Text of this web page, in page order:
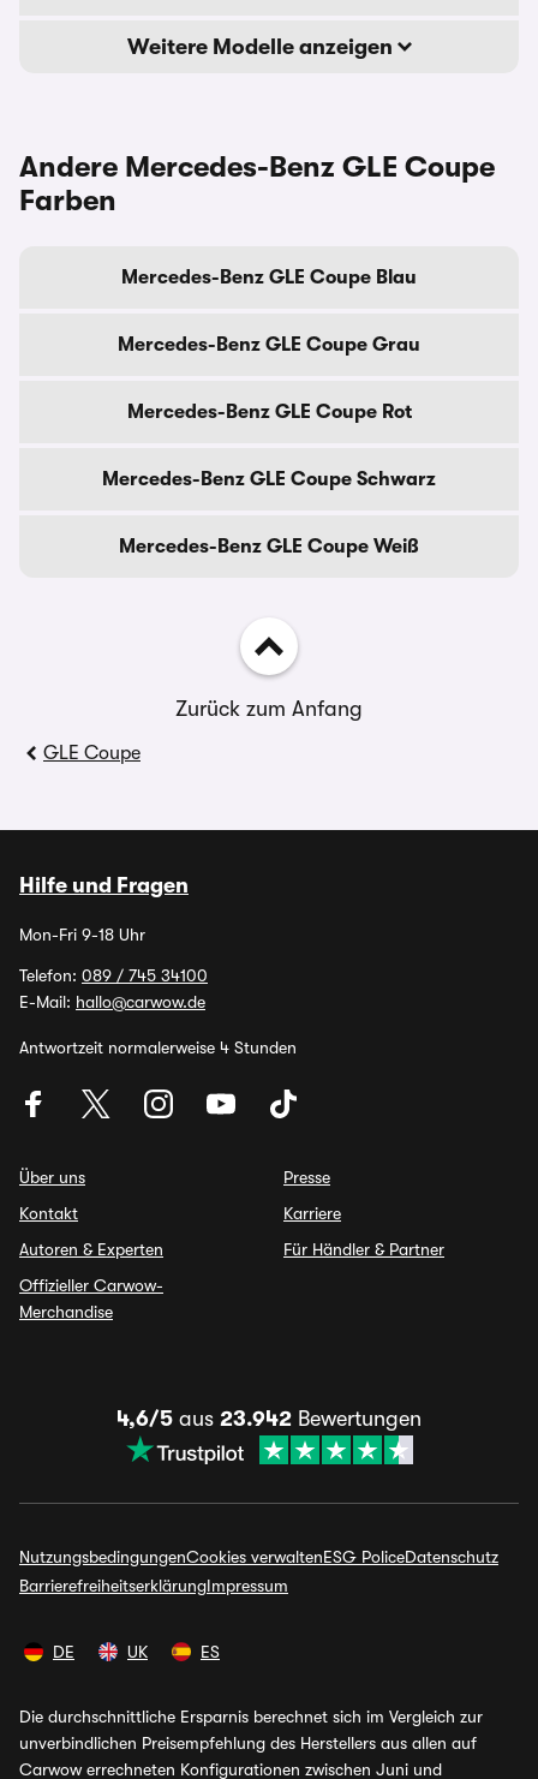
Weitere Modelle anzeigen
Andere Mercedes-Benz GLE Coupe
Farben
Mercedes-Benz GLE Coupe Blau
Mercedes-Benz GLE Coupe Grau
Mercedes-Benz GLE Coupe Rot
Mercedes-Benz GLE Coupe Schwarz
Mercedes-Benz GLE Coupe Weiß
Zurück zum Anfang
GLE Coupe
Hilfe und Fragen
Mon-Fri 9-18 Uhr
Telefon: 089 / 745 34100
E-Mail: hallo@carwow.de
Antwortzeit normalerweise 4 Stunden
Über uns
Kontakt
Autoren & Experten
Offizieller Carwow-
Merchandise
Presse
Karriere
Für Händler & Partner
4,6/5 aus 23.942 Bewertungen
NutzungsbedingungenCookies verwaltenESG PoliceDatenschutz
BarrierefreiheitserklärungImpressum
DE UK ES
Die durchschnittliche Ersparnis berechnet sich im Vergleich zur
unverbindlichen Preisempfehlung des Herstellers aus allen auf
Carwow errechneten Konfigurationen zwischen Juni und